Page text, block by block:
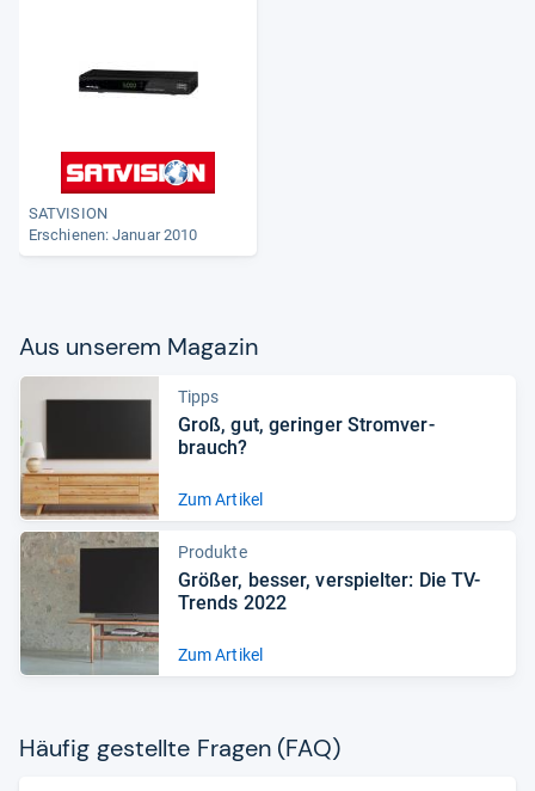
SATVISION
Erschienen: Januar 2010
Aus unse­rem Maga­zin
Tipps
Groß, gut, gerin­ger Strom­ver­
brauch?
Zum Artikel
Produkte
Grö­ßer, bes­ser, ver­spiel­ter: Die TV-​
Trends 2022
Zum Artikel
Häu­fig gestellte Fra­gen (FAQ)